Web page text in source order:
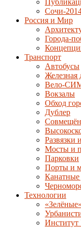
Сочи-
Россия и Мир
Города-
Транспорт
Автобусы
Железная
Вело-
Вокзалы
Обход
Дублер
Развязки
Мосты и
Парковки
Порты и
Канатные
Технологии
Институт